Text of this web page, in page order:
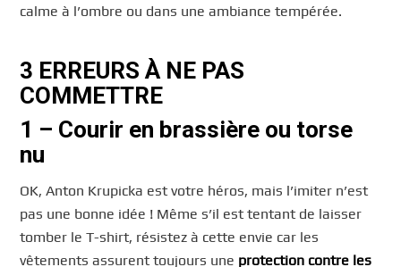
calme à l’ombre ou dans une ambiance tempérée.
3 ERREURS À NE PAS
COMMETTRE
1 – Courir en brassière ou torse
nu
OK, Anton Krupicka est votre héros, mais l’imiter n’est
pas une bonne idée ! Même s’il est tentant de laisser
tomber le T-shirt, résistez à cette envie car les
vêtements assurent toujours une protection contre les